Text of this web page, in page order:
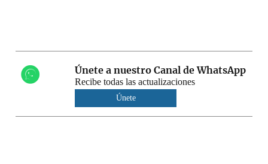
Únete a nuestro Canal de WhatsApp
Recibe todas las actualizaciones
Únete